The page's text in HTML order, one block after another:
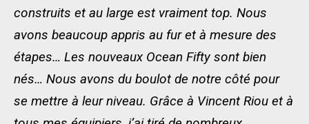
construits et au large est vraiment top. Nous
avons beaucoup appris au fur et à mesure des
étapes… Les nouveaux Ocean Fifty sont bien
nés… Nous avons du boulot de notre côté pour
se mettre à leur niveau. Grâce à Vincent Riou et à